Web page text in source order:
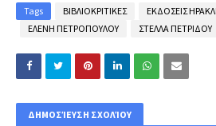
Tags ΒΙΒΛΙΟΚΡΙΤΙΚΕΣ
ΕΚΔΟΣΕΙΣ
ΕΛΕΝΗ ΠΕΤΡΟΠΟΥΛΟΥ
ΣΤΕΛΛΑ ΠΕΤΡΙΔΟΥ
ΔΗΜΟΣΊΕΥΣΗ ΣΧΟΛΊΟΥ